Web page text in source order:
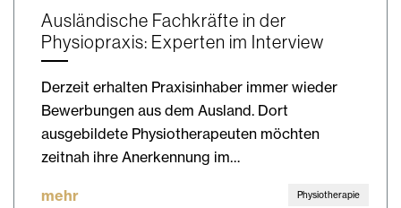
Ausländische Fachkräfte in der
Physiopraxis: Experten im Interview
Derzeit erhalten Praxisinhaber immer wieder
Bewerbungen aus dem Ausland. Dort
ausgebildete Physiotherapeuten möchten
zeitnah ihre Anerkennung im…
mehr Physiotherapie